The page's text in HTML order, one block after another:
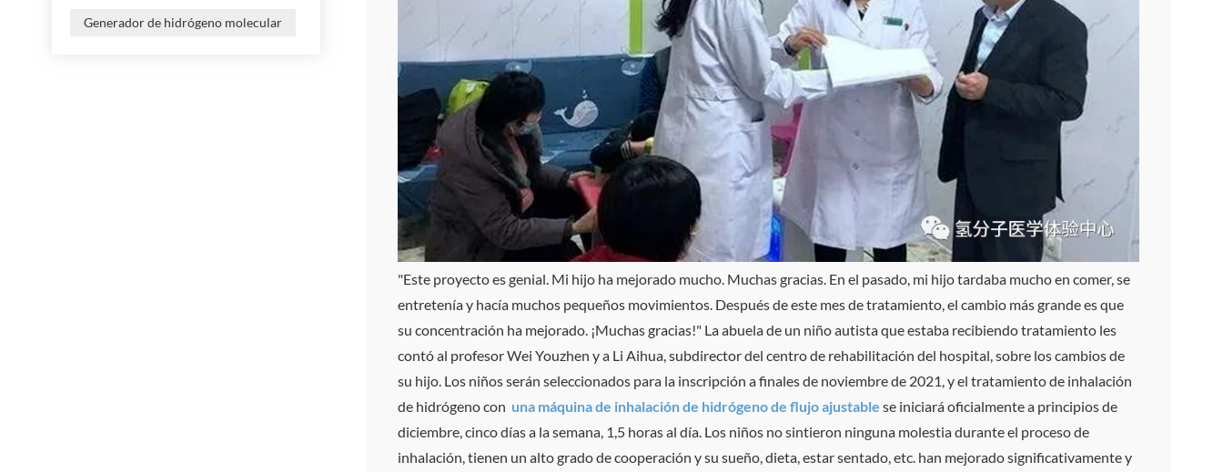
"Este proyecto es genial. Mi hijo ha mejorado mucho. Muchas gracias. En el pasado, mi hijo tardaba mucho en comer, se
entretenía y hacía muchos pequeños movimientos. Después de este mes de tratamiento, el cambio más grande es que
su concentración ha mejorado. ¡Muchas gracias!" La abuela de un niño autista que estaba recibiendo tratamiento les
contó al profesor Wei Youzhen y a Li Aihua, subdirector del centro de rehabilitación del hospital, sobre los cambios de
su hijo. Los niños serán seleccionados para la inscripción a finales de noviembre de 2021, y el tratamiento de inhalación
de hidrógeno con una máquina de inhalación de hidrógeno de flujo ajustable se iniciará oficialmente a principios de
diciembre, cinco días a la semana, 1,5 horas al día. Los niños no sintieron ninguna molestia durante el proceso de
inhalación, tienen un alto grado de cooperación y su sueño, dieta, estar sentado, etc. han mejorado significativamente y
Generador de hidrógeno molecular